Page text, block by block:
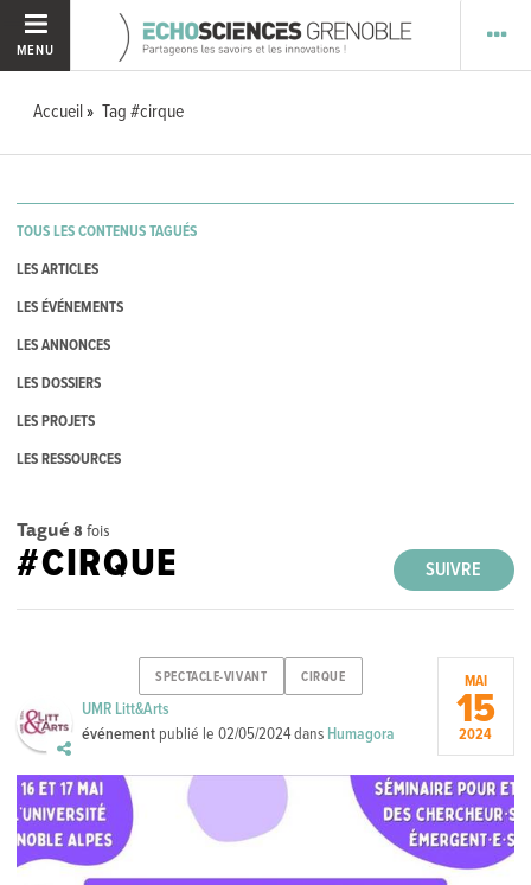
MENU
Accueil Tag #cirque
TOUS LES CONTENUS TAGUÉS
LES ARTICLES
LES ÉVÉNEMENTS
LES ANNONCES
LES DOSSIERS
LES PROJETS
LES RESSOURCES
Tagué 8 fois
SUIVRE
#CIRQUE
SPECTACLE-VIVANT CIRQUE
UMR Litt&Arts
événement publié le02/05/2024dans Humagora
MAI
15
2024